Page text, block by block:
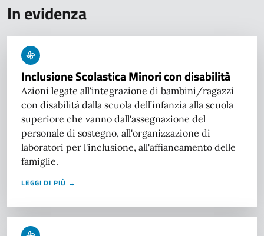
In evidenza
Inclusione Scolastica Minori con disabilità
Azioni legate all'integrazione di bambini/ragazzi
con disabilità dalla scuola dell’infanzia alla scuola
superiore che vanno dall'assegnazione del
personale di sostegno, all'organizzazione di
laboratori per l'inclusione, all'affiancamento delle
famiglie.
LEGGI DI PIÙ →